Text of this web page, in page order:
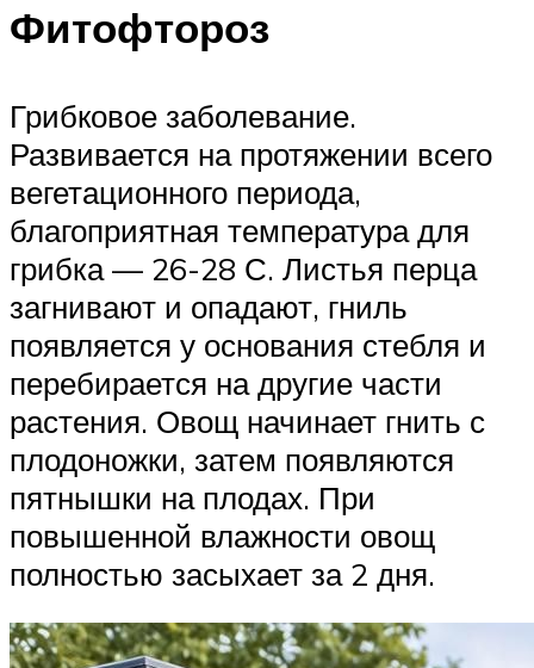
Фитофтороз
Грибковое заболевание.
Развивается на протяжении всего
вегетационного периода,
благоприятная температура для
грибка — 26-28 С. Листья перца
загнивают и опадают, гниль
появляется у основания стебля и
перебирается на другие части
растения. Овощ начинает гнить с
плодоножки, затем появляются
пятнышки на плодах. При
повышенной влажности овощ
полностью засыхает за 2 дня.